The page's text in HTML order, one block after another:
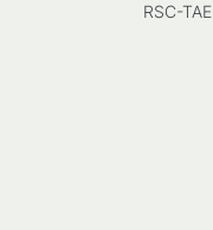
RSC-TAE